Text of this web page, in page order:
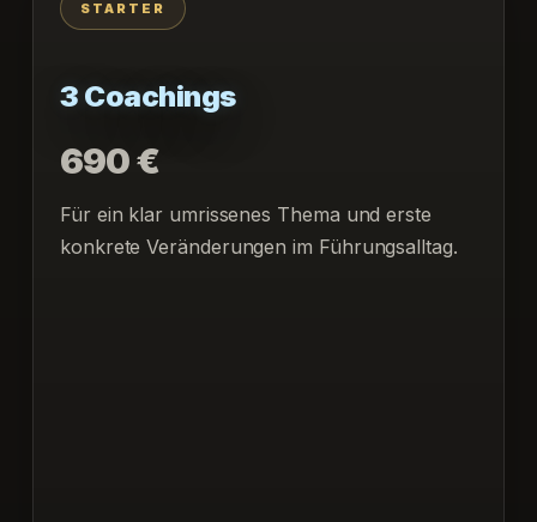
STARTER
3 Coachings
690 €
Für ein klar umrissenes Thema und erste
konkrete Veränderungen im Führungsalltag.